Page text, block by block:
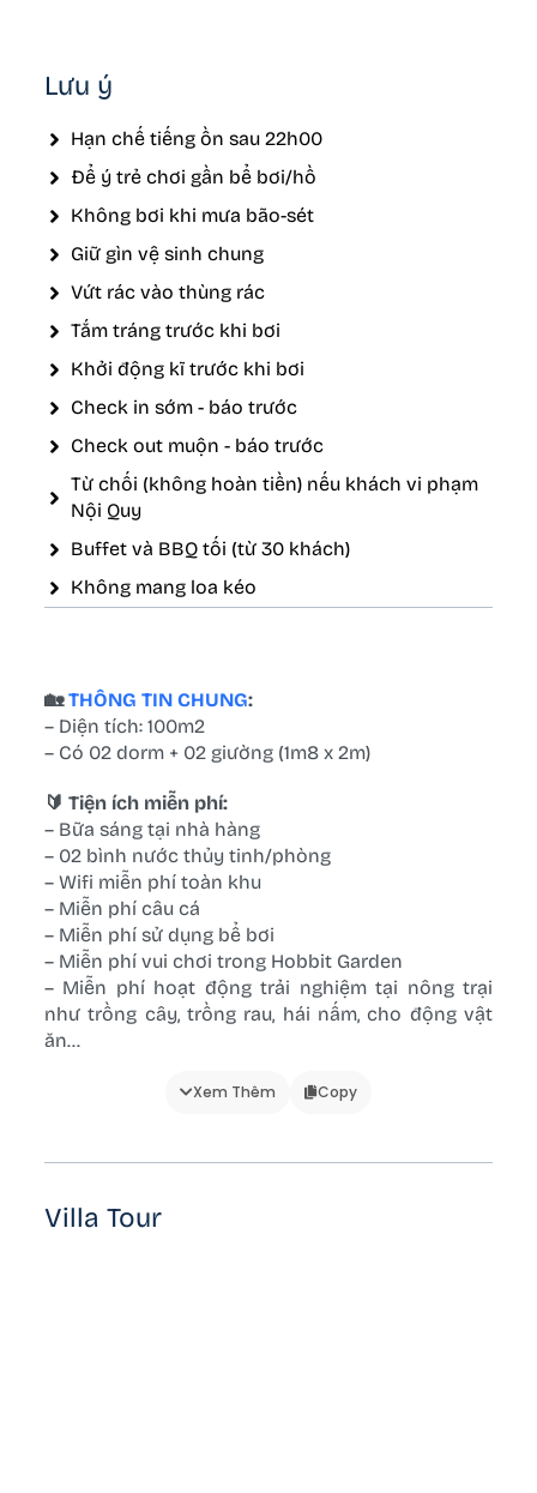
Lưu ý
Hạn chế tiếng ồn sau 22h00
Để ý trẻ chơi gần bể bơi/hồ
Không bơi khi mưa bão-sét
Giữ gìn vệ sinh chung
Vứt rác vào thùng rác
Tắm tráng trước khi bơi
Khởi động kĩ trước khi bơi
Check in sớm - báo trước
Check out muộn - báo trước
Từ chối (không hoàn tiền) nếu khách vi phạm
Nội Quy
Buffet và BBQ tối (từ 30 khách)
Không mang loa kéo
🏡THÔNG TIN CHUNG:
– Diện tích: 100m2
– Có 02 dorm + 02 giường (1m8 x 2m)
🔰 Tiện ích miễn phí:
– Bữa sáng tại nhà hàng
– 02 bình nước thủy tinh/phòng
– Wifi miễn phí toàn khu
– Miễn phí câu cá
– Miễn phí sử dụng bể bơi
– Miễn phí vui chơi trong Hobbit Garden
– Miễn phí hoạt động trải nghiệm tại nông trại
như trồng cây, trồng rau, hái nấm, cho động vật
ăn…
– Cửa sổ
– Quạt điện
Xem Thêm Copy
Villa Tour